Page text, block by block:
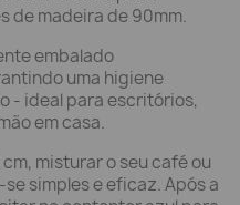
de madeira de 90mm.
embalado
uma higiene
- ideal para escritórios,
em casa.
misturar o seu café ou
simples e eficaz. Após a